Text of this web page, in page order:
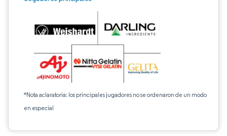
*Nota aclaratoria: los principales jugadores no se ordenaron de un modo
en especial